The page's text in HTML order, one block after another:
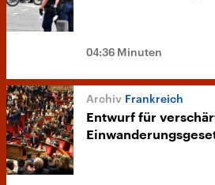
04:36 Minuten
Frankreich
Entwurf für